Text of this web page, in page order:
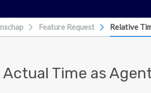
Feature Request Relative
Actual Time as